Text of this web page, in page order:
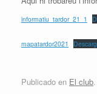
informatiu_tardor_21_1
mapatardor2021
Publicado en El club.